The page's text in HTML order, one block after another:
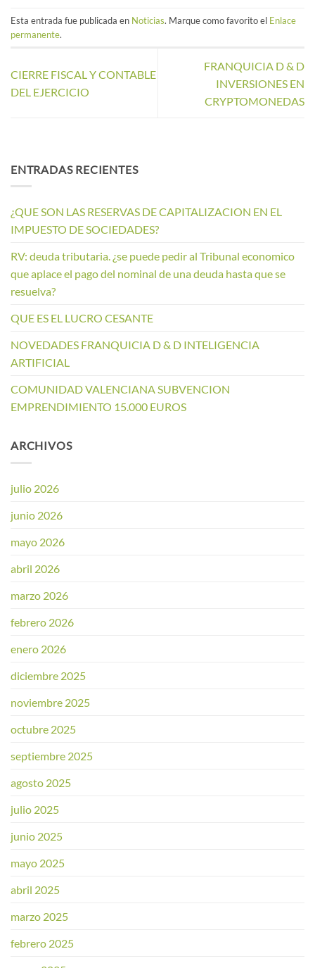
Esta entrada fue publicada en Noticias. Marque como favorito el Enlace
permanente.
CIERRE FISCAL Y CONTABLE
DEL EJERCICIO
FRANQUICIA D & D
INVERSIONES EN
CRYPTOMONEDAS
ENTRADAS RECIENTES
¿QUE SON LAS RESERVAS DE CAPITALIZACION EN EL
IMPUESTO DE SOCIEDADES?
RV: deuda tributaria. ¿se puede pedir al Tribunal economico
que aplace el pago del nominal de una deuda hasta que se
resuelva?
QUE ES EL LUCRO CESANTE
NOVEDADES FRANQUICIA D & D INTELIGENCIA
ARTIFICIAL
COMUNIDAD VALENCIANA SUBVENCION
EMPRENDIMIENTO 15.000 EUROS
ARCHIVOS
julio 2026
junio 2026
mayo 2026
abril 2026
marzo 2026
febrero 2026
enero 2026
diciembre 2025
noviembre 2025
octubre 2025
septiembre 2025
agosto 2025
julio 2025
junio 2025
mayo 2025
abril 2025
marzo 2025
febrero 2025